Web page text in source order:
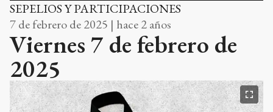
SEPELIOS Y PARTICIPACIONES
7 de febrero de 2025 | hace 2 años
Viernes 7 de febrero de
2025